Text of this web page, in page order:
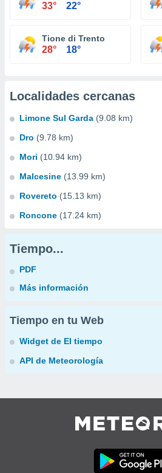
33° 22°
Tione di Trento
28° 18°
Localidades cercanas
Limone Sul Garda (9.08 km)
Dro (9.78 km)
Mori (10.94 km)
Malcesine (13.99 km)
Rovereto (15.13 km)
Roncone (17.24 km)
Tiempo...
PDF
Más información
Tiempo en tu Web
Widget de El tiempo
API de Meteorología